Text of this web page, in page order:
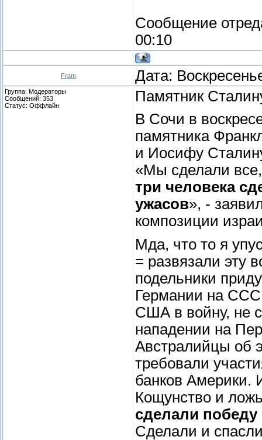
Сообщение
00:10
Fram Дата:
Группа: Модераторы
Сообщений: 353
Статус: Оффлайн
Памятник
В Сочи в
памятника
и Иосифу
«Мы сделали
три человека
ужасов», -
композиции
Мда, что то я
= развязали эту
подельники
Германии на
США в войну, не
нападении на
Австралийцы об
требовали
банков Америки.
Кощунство и
сделали
Сделали и